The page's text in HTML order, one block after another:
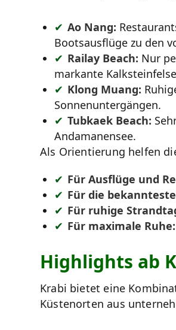
Ao Nang:
Bootsausflüge zu den
Railay Beach: Nur
markante
Klong Muang:
Sonnenuntergängen.
Tubkaek Beach:
Andamanensee.
Als Orientierung helfen
Für Ausflüge und
Für die
Für ruhige
Für maximale Ruhe:
Highlights ab
Krabi bietet eine
Küstenorten aus